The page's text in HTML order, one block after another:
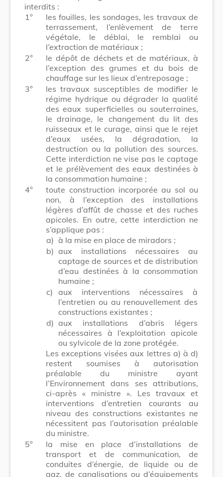
interdits :
1°
les fouilles, les sondages, les travaux de
terrassement, l’enlèvement de terre
végétale, le déblai, le remblai ou
l’extraction de matériaux ;
2°
le dépôt de déchets et de matériaux, à
l’exception des grumes et du bois de
chauffage sur les lieux d’entreposage ;
3°
les travaux susceptibles de modifier le
régime hydrique ou dégrader la qualité
des eaux superficielles ou souterraines,
le drainage, le changement du lit des
ruisseaux et le curage, ainsi que le rejet
d’eaux usées, la dégradation, la
destruction ou la pollution des sources.
Cette interdiction ne vise pas le captage
et le prélèvement des eaux destinées à
la consommation humaine ;
4°
toute construction incorporée au sol ou
non, à l’exception des installations
légères d’affût de chasse et des ruches
apicoles. En outre, cette interdiction ne
s’applique pas :
a) à la mise en place de miradors ;
b) aux installations nécessaires au
captage de sources et de distribution
d’eau destinées à la consommation
humaine ;
c) aux interventions nécessaires à
l’entretien ou au renouvellement des
constructions existantes ;
d) aux installations d’abris légers
nécessaires à l’exploitation apicole
ou sylvicole de la zone protégée.
Les exceptions visées aux lettres a) à d)
restent soumises à autorisation
préalable du ministre ayant
l’Environnement dans ses attributions,
ci-après « ministre ». Les travaux et
interventions d’entretien courants au
niveau des constructions existantes ne
nécessitent pas l’autorisation préalable
du ministre.
5°
la mise en place d’installations de
transport et de communication, de
conduites d’énergie, de liquide ou de
gaz, de canalisations ou d’équipements